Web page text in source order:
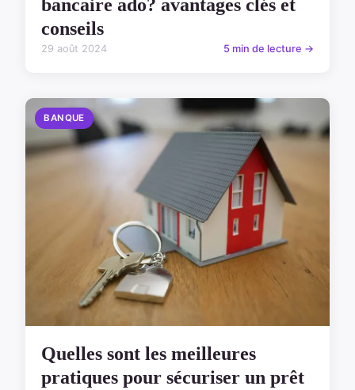
bancaire ado? avantages clés et
conseils
29 août 2024 5 min de lecture →
BANQUE
Quelles sont les meilleures
pratiques pour sécuriser un prêt